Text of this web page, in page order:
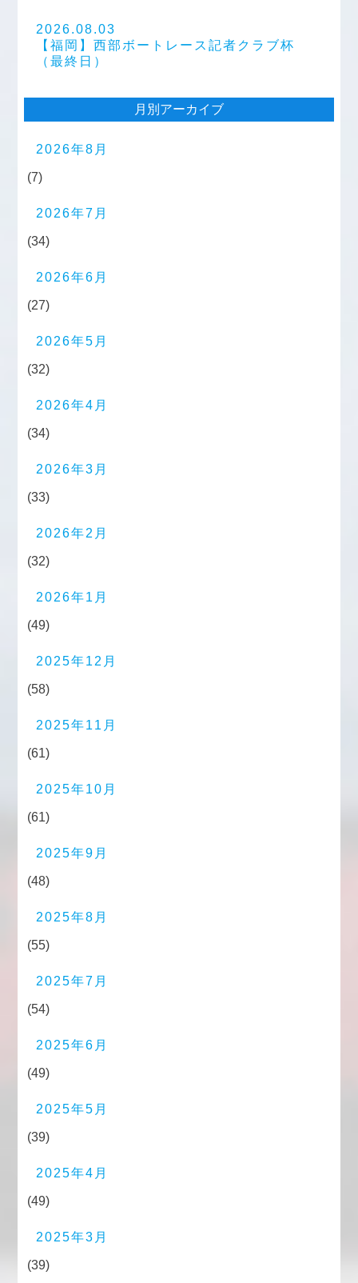
2026.08.03
【福岡】西部ボートレース記者クラブ杯
（最終日）
月別アーカイブ
2026年8月
(7)
2026年7月
(34)
2026年6月
(27)
2026年5月
(32)
2026年4月
(34)
2026年3月
(33)
2026年2月
(32)
2026年1月
(49)
2025年12月
(58)
2025年11月
(61)
2025年10月
(61)
2025年9月
(48)
2025年8月
(55)
2025年7月
(54)
2025年6月
(49)
2025年5月
(39)
2025年4月
(49)
2025年3月
(39)